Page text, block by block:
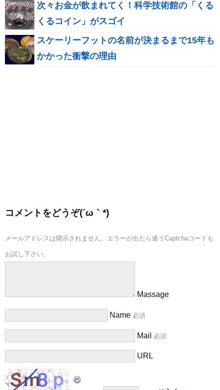
次々お金が飲まれてく！科学技術館の「くる
くるコイン」がスゴイ
スケーリーフットの名前が決まるまで15年も
かかった衝撃の理由
コメントをどうぞ(´ω｀*)
メールアドレスは開示されません。エラーが出たら違うCaptchaコードも
お試し下さい。
Massage
Name 必須
Mail 必須
URL